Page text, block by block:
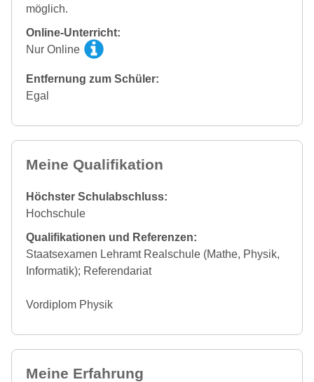
möglich.
Online-Unterricht:
Nur Online
Entfernung zum Schüler:
Egal
Meine Qualifikation
Höchster Schulabschluss:
Hochschule
Qualifikationen und Referenzen:
Staatsexamen Lehramt Realschule (Mathe, Physik,
Informatik); Referendariat
Vordiplom Physik
Meine Erfahrung